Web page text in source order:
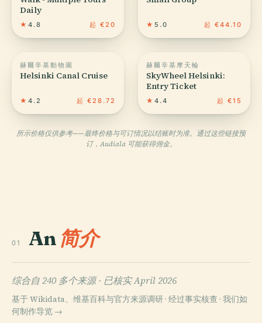
Daily
★ 4.8 起 €20 ★ 5.0 起 €44.10
赫爾辛基動物園
Helsinki Canal Cruise
★ 4.2 起 €28.72
赫爾辛基摩天輪
SkyWheel Helsinki:
Entry Ticket
★ 4.4 起 €15
所示价格仅供参考——最终价格与可订情况以结账时为准。通过这些链接预
订，Audiala 可能获得佣金。
01 An 简介
综合自 240 多个来源 · 已核实 April 2026
基于 Wikidata、维基百科与官方来源调研 · 经过事实核查 · 我们如
何制作导览 →